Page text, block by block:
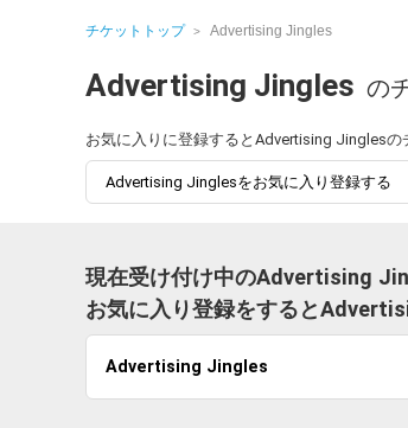
チケットトップ Advertising Jingles
Advertising Jingles の
お気に入りに登録するとAdvertising Jinglesの
Advertising Jinglesをお気に入り登録する
現在受け付け中のAdvertising
お気に入り登録をすると
Advertising Jingles